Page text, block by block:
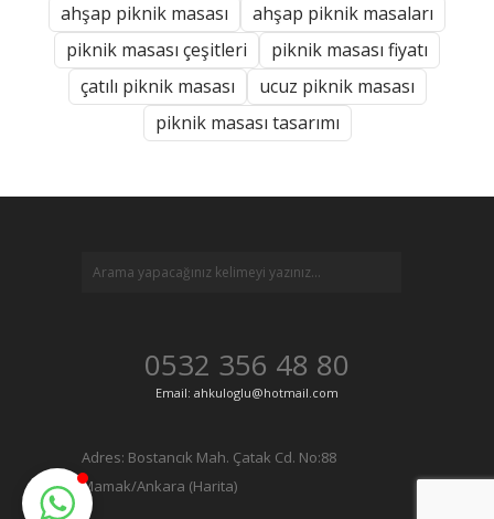
ahşap piknik masası
ahşap piknik masaları
piknik masası çeşitleri
piknik masası fiyatı
çatılı piknik masası
ucuz piknik masası
piknik masası tasarımı
0532 356 48 80
Email: ahkuloglu@hotmail.com
Adres: Bostancık Mah. Çatak Cd. No:88
Mamak/Ankara (Harita)